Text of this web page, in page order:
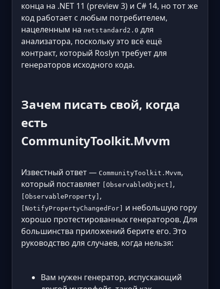
конца на .NET 11 (preview 3) и C# 14, но тот же
код работает с любым потребителем,
нацеленным на netstandard2.0 для
анализатора, поскольку это всё ещё
контракт, который Roslyn требует для
генераторов исходного кода.
Зачем писать свой, когда
есть
CommunityToolkit.Mvvm
Известный ответ — CommunityToolkit.Mvvm,
который поставляет
[ObservableObject] ,
[ObservableProperty] ,
[NotifyPropertyChangedFor]
и небольшую гору
хорошо протестированных генераторов. Для
большинства приложений берите его. Это
руководство для случаев, когда нельзя:
Вам нужен генератор, испускающий